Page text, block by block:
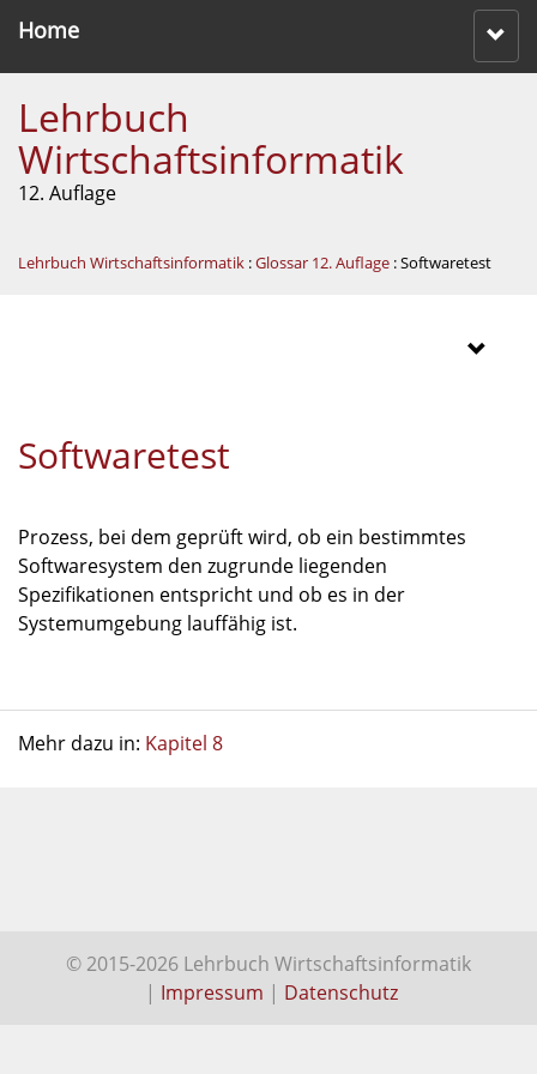
Home
Lehrbuch
Wirtschaftsinformatik
12. Auflage
Lehrbuch Wirtschaftsinformatik :Glossar 12. Auflage : Softwaretest
Softwaretest
Prozess, bei dem geprüft wird, ob ein bestimmtes
Softwaresystem den zugrunde liegenden
Spezifikationen entspricht und ob es in der
Systemumgebung lauffähig ist.
Mehr dazu in: Kapitel 8
© 2015-2026 Lehrbuch Wirtschaftsinformatik
| Impressum | Datenschutz